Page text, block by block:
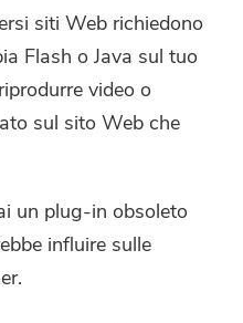
siti Web richiedono
Flash o Java sul tuo
video o
sul sito Web che
un plug-in obsoleto
influire sulle